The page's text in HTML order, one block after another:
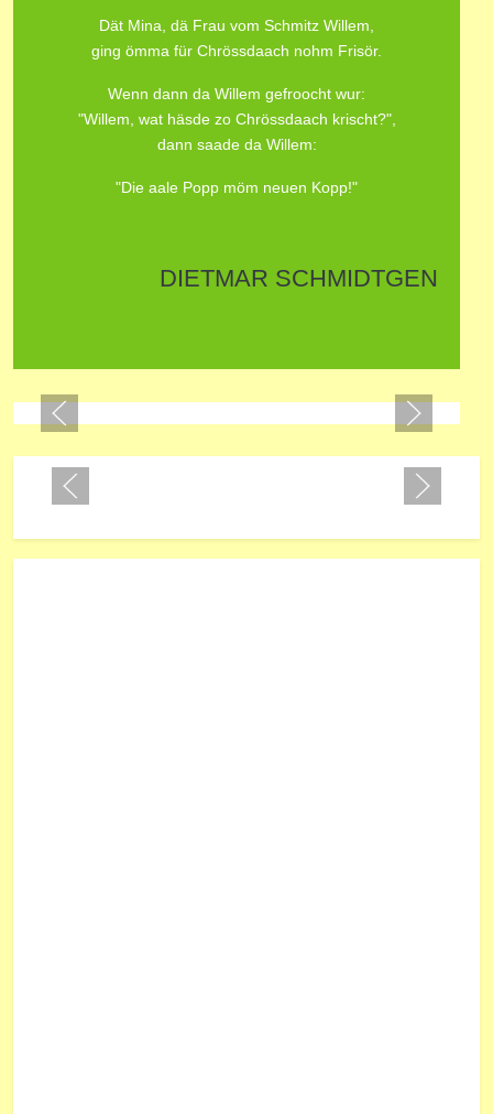
Dät Mina, dä Frau vom Schmitz Willem,
ging ömma für Chrössdaach nohm Frisör.
Wenn dann da Willem gefroocht wur:
"Willem, wat häsde zo Chrössdaach krischt?",
dann saade da Willem:
"Die aale Popp möm neuen Kopp!"
DIETMAR SCHMIDTGEN